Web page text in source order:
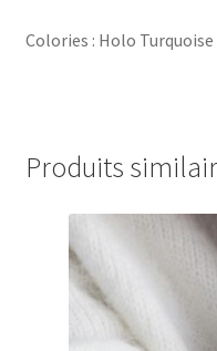
Colories : Holo Turquoise
Produits